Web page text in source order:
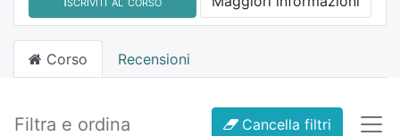
Corso Recensioni
Filtra e ordina Cancella filtri